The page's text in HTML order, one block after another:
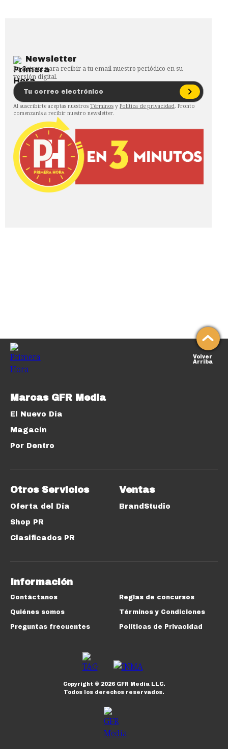
Newsletter
Regístrate para recibir a tu email nuestro periódico en su
versión digital.
Al suscribirte aceptas nuestros Términos y Política de privacidad. Pronto
comenzarás a recibir nuestro newsletter.
Volver
Arriba
Marcas GFR Media
El Nuevo Día
Magacín
Por Dentro
Otros Servicios
Oferta del Día
Shop PR
Clasificados PR
Ventas
BrandStudio
Información
Contáctanos
Quiénes somos
Preguntas frecuentes
Reglas de concursos
Términos y Condiciones
Políticas de Privacidad
Copyright © 2026GFR Media LLC.
Todos los derechos reservados.